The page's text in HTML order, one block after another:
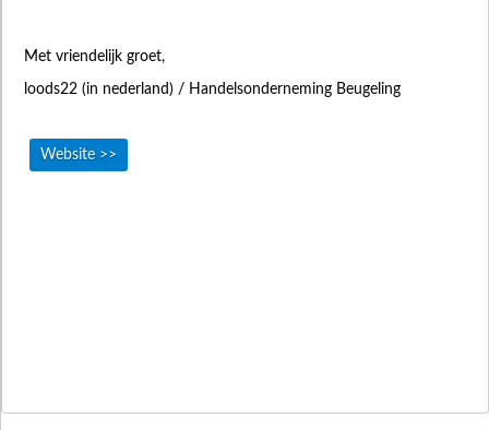
Met vriendelijk groet,
loods22 (in nederland) / Handelsonderneming Beugeling
Website >>